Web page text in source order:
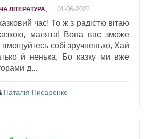
ЛІТЕРАТУРА, 01-06-2022
час! То ж з радістю вітаю
малята! Вона вас зможе
собі зручненько, Хай
й ненька, Бо казку ми вже
д...
Наталія Писаренко